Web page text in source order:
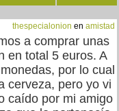
thespecialonion en amistad
a comprar unas
en total 5 euros. A
por lo cual
cerveza, pero yo vi
caído por mi amigo